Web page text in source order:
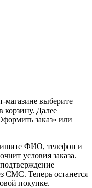
магазине выберите
корзину. Далее
заказ» или
ФИО, телефон и
условия заказа.
СМС. Теперь останется
покупке.